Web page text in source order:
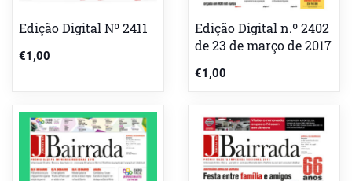
Edição Digital Nº 2411
€1,00
Edição Digital n.º 2402
de 23 de março de 2017
€1,00